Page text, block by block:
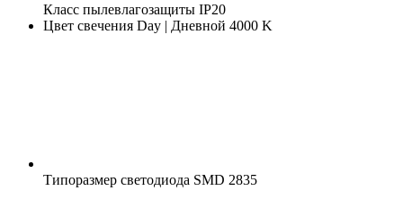
Класс пылевлагозащиты IP20
Цвет свечения Day | Дневной 4000 K
Типоразмер светодиода SMD 2835